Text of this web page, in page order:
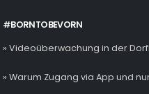
#BORNTOBEVORN
» Videoüberwachung in der
» Warum Zugang via App und